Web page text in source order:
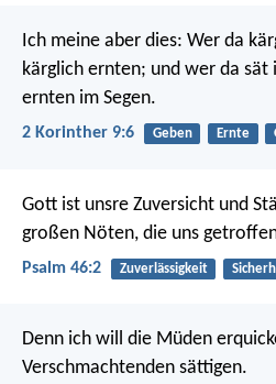
Ich meine aber dies: Wer da
kärglich ernten; und wer da sät
ernten im Segen.
2 Korinther 9:6 Geben Ernte
Gott ist unsre Zuversicht und
großen Nöten, die uns
Psalm 46:2 Zuverlässigkeit
Denn ich will die Müden
Verschmachtenden sättigen.